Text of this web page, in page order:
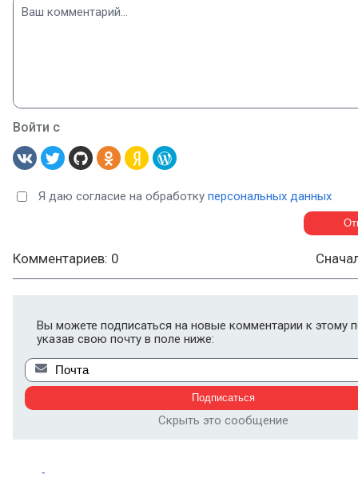
Войти с
Я даю согласие на обработку персональных данных
Комментариев: 0
Вы можете подписаться на новые комментарии к этому
указав свою почту в поле ниже:
Скрыть это сообщение